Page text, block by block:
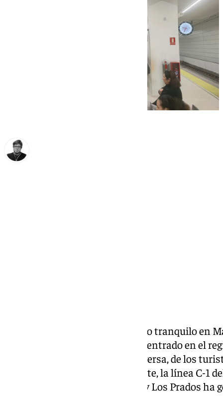
Este lunes festivo tiene un ritmo tranquilo en
parte del tránsito de personas centrado en el
disfrutado de algun viaje o viceversa, de los
puente de diciembre. No obstante, la línea C-1
una avería entre Torremolinos y Los Prados ha